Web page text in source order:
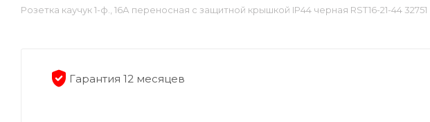
Розетка каучук 1-ф., 16А переносная с защитной крышкой IP44 черная RST16-21-44 32751
Гарантия 12 месяцев